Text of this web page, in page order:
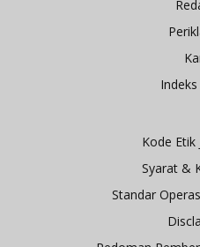
Kode Etik
Syarat &
Standar